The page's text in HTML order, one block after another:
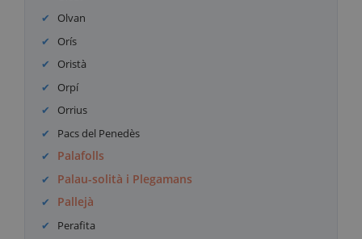
Olvan
Orís
Oristà
Orpí
Orrius
Pacs del Penedès
Palafolls
Palau-solità i Plegamans
Pallejà
Perafita